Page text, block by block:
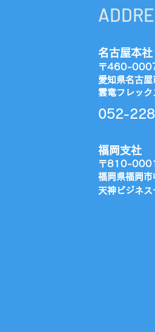
​名古屋本社
〒460-
愛知県名古
雲竜フレッ
052-
福岡支社
〒810-0001
福岡県福岡
天神ビジネ